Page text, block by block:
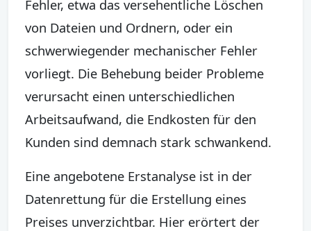
Fehler, etwa das versehentliche Löschen
von Dateien und Ordnern, oder ein
schwerwiegender mechanischer Fehler
vorliegt. Die Behebung beider Probleme
verursacht einen unterschiedlichen
Arbeitsaufwand, die Endkosten für den
Kunden sind demnach stark schwankend.
Eine angebotene Erstanalyse ist in der
Datenrettung für die Erstellung eines
Preises unverzichtbar. Hier erörtert der